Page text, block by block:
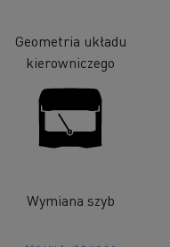
Geometria układu
kierowniczego
Wymiana szyb